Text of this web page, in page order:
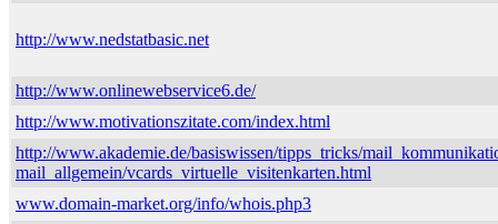
http://www.nedstatbasic.net
http://www.onlinewebservice6.de/
http://www.motivationszitate.com/index.html
http://www.akademie.de/basiswissen/tipps_tricks/
mail_allgemein/vcards_virtuelle_visitenkarten.html
www.domain-market.org/info/whois.php3